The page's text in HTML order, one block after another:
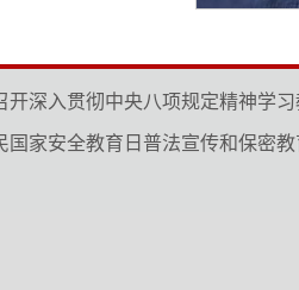
开深入贯彻中央八项规定精神学
国家安全教育日普法宣传和保密教